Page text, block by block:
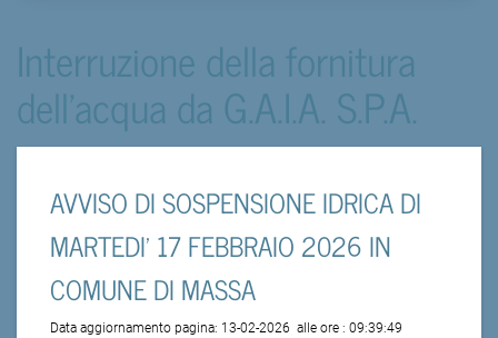
Interruzione della fornitura
dell'acqua da G.A.I.A. S.P.A.
AVVISO DI SOSPENSIONE IDRICA DI
MARTEDI’ 17 FEBBRAIO 2026 IN
COMUNE DI MASSA
Data aggiornamento pagina: 13-02-2026 alle ore : 09:39:49